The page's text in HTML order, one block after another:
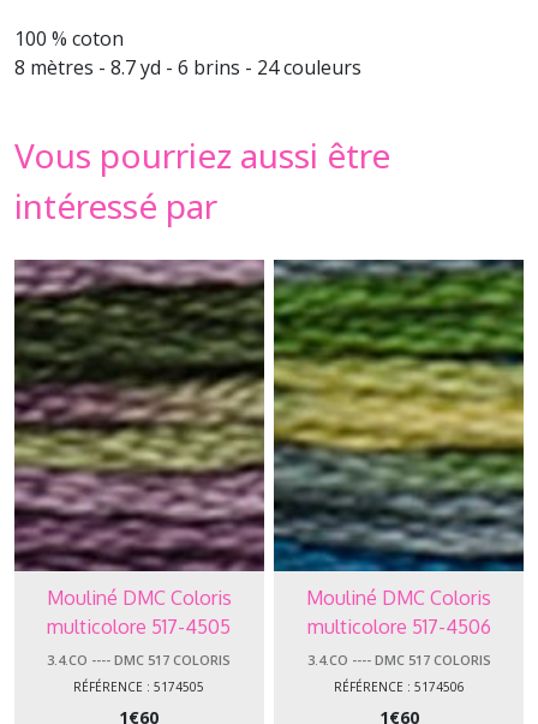
100 % coton
8 mètres - 8.7 yd - 6 brins - 24 couleurs
Vous pourriez aussi être
intéressé par
Mouliné DMC Coloris
multicolore 517-4505
3.4.CO ---- DMC 517 COLORIS
RÉFÉRENCE : 5174505
1€60
Mouliné DMC Coloris
multicolore 517-4506
3.4.CO ---- DMC 517 COLORIS
RÉFÉRENCE : 5174506
1€60